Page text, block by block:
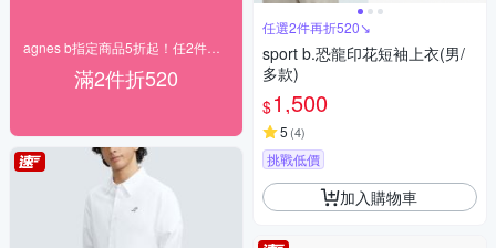
滿2件折520
任選2件再折520↘
sport b.恐龍印花短袖上衣(男/
多款)
$1,500
5 (4)
挑戰低價
加入購物車